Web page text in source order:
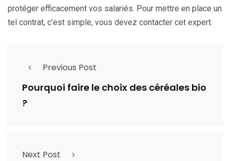
protéger efficacement vos salariés. Pour mettre en place un
tel contrat, c’est simple, vous devez contacter cet expert.
Previous Post
Pourquoi faire le choix des céréales bio
?
Next Post